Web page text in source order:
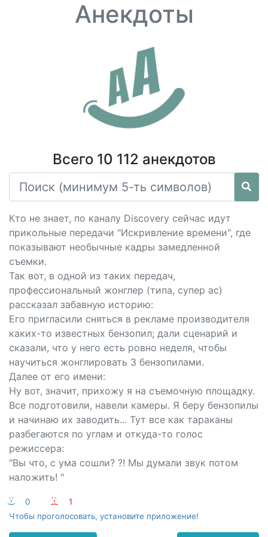
Анекдоты
Всего 10 112 анекдотов
Кто не знает, по каналу Discovеrу сейчас идут
прикольные передачи "Искривление времени", где
показывают необычные кадры замедленной
съемки.
Так вот, в одной из таких передач,
профессиональный жонглер (типа, супер ас)
рассказал забавную историю:
Его пригласили сняться в рекламе производителя
каких-то известных бензопил; дали сценарий и
сказали, что у него есть ровно неделя, чтобы
научиться жонглировать 3 бензопилами.
Далее от его имени:
Ну вот, значит, прихожу я на съемочную площадку.
Все подготовили, навели камеры. Я беру бензопилы
и начинаю их заводить... Тут все как тараканы
разбегаются по углам и откуда-то голос
режиссера:
"Вы что, с ума сошли? ?! Мы думали звук потом
наложить! "
:-) 0 :-(
1
Чтобы проголосовать, установите приложение!